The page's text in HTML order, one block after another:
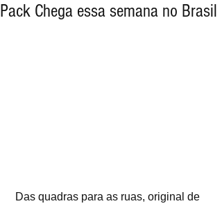
Pack Chega essa semana no Brasil